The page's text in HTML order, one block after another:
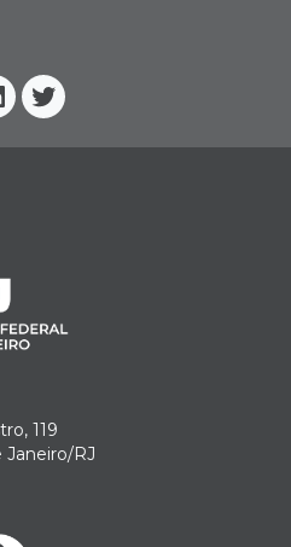
Twitter
119
Janeiro/RJ